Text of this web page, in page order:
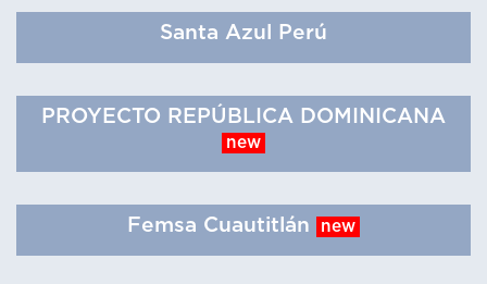
Santa Azul Perú
PROYECTO REPÚBLICA DOMINICANA
new
Femsa Cuautitlán new